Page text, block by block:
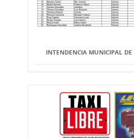
INTENDENCIA MUNICIPAL